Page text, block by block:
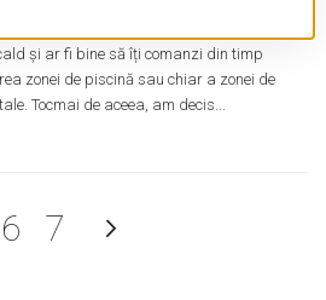
și ar fi bine să îți comanzi din timp
zonei de piscină sau chiar a zonei de
Tocmai de aceea, am decis...
moment citiți
Pagină
6 Pagină
7